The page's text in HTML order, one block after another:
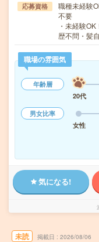
応募資格
職種未経験
不要
・未経験
歴不問・髪
職場の雰囲気
年齢層
20代
男女比率
女性
気になる!
未読 掲載日 2026/08/06